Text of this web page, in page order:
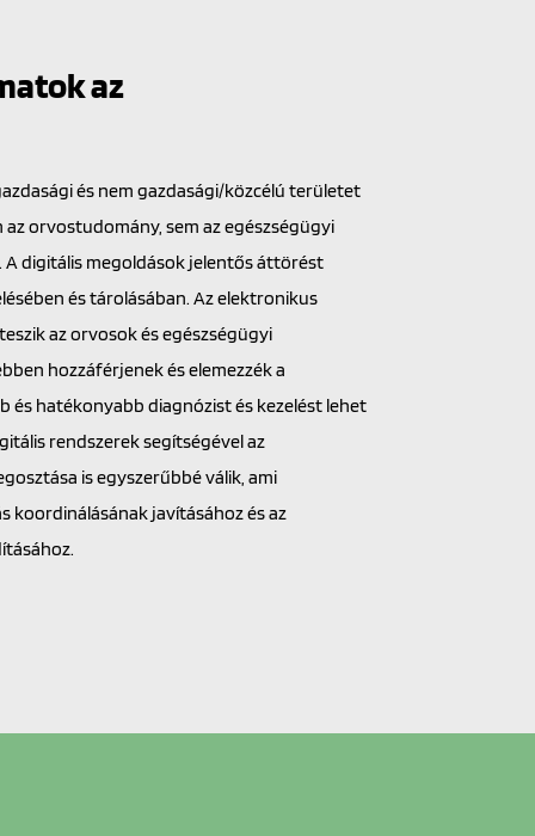
az
és nem gazdasági/közcélú területet
orvostudomány, sem az egészségügyi
digitális megoldások jelentős áttörést
és tárolásában. Az elektronikus
az orvosok és egészségügyi
hozzáférjenek és elemezzék a
és hatékonyabb diagnózist és kezelést lehet
rendszerek segítségével az
is egyszerűbbé válik, ami
koordinálásának javításához és az